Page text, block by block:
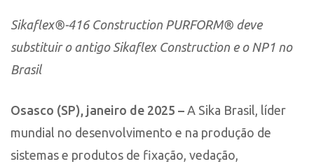
Sikaflex®-416 Construction PURFORM® deve
substituir o antigo Sikaflex Construction e o NP1 no
Brasil
Osasco (SP), janeiro de 2025 – A Sika Brasil, líder
mundial no desenvolvimento e na produção de
sistemas e produtos de fixação, vedação,